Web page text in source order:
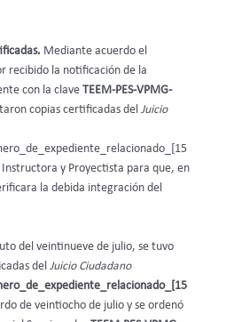
Mediante acuerdo el
recibido la notificación de la
con la clave
TEEM-PES-VPMG-
copias certificadas del Juicio
y Proyectista para que, en
la debida integración del
del veintinueve de julio, se tuvo
del Juicio Ciudadano
de veintiocho de julio y se ordenó